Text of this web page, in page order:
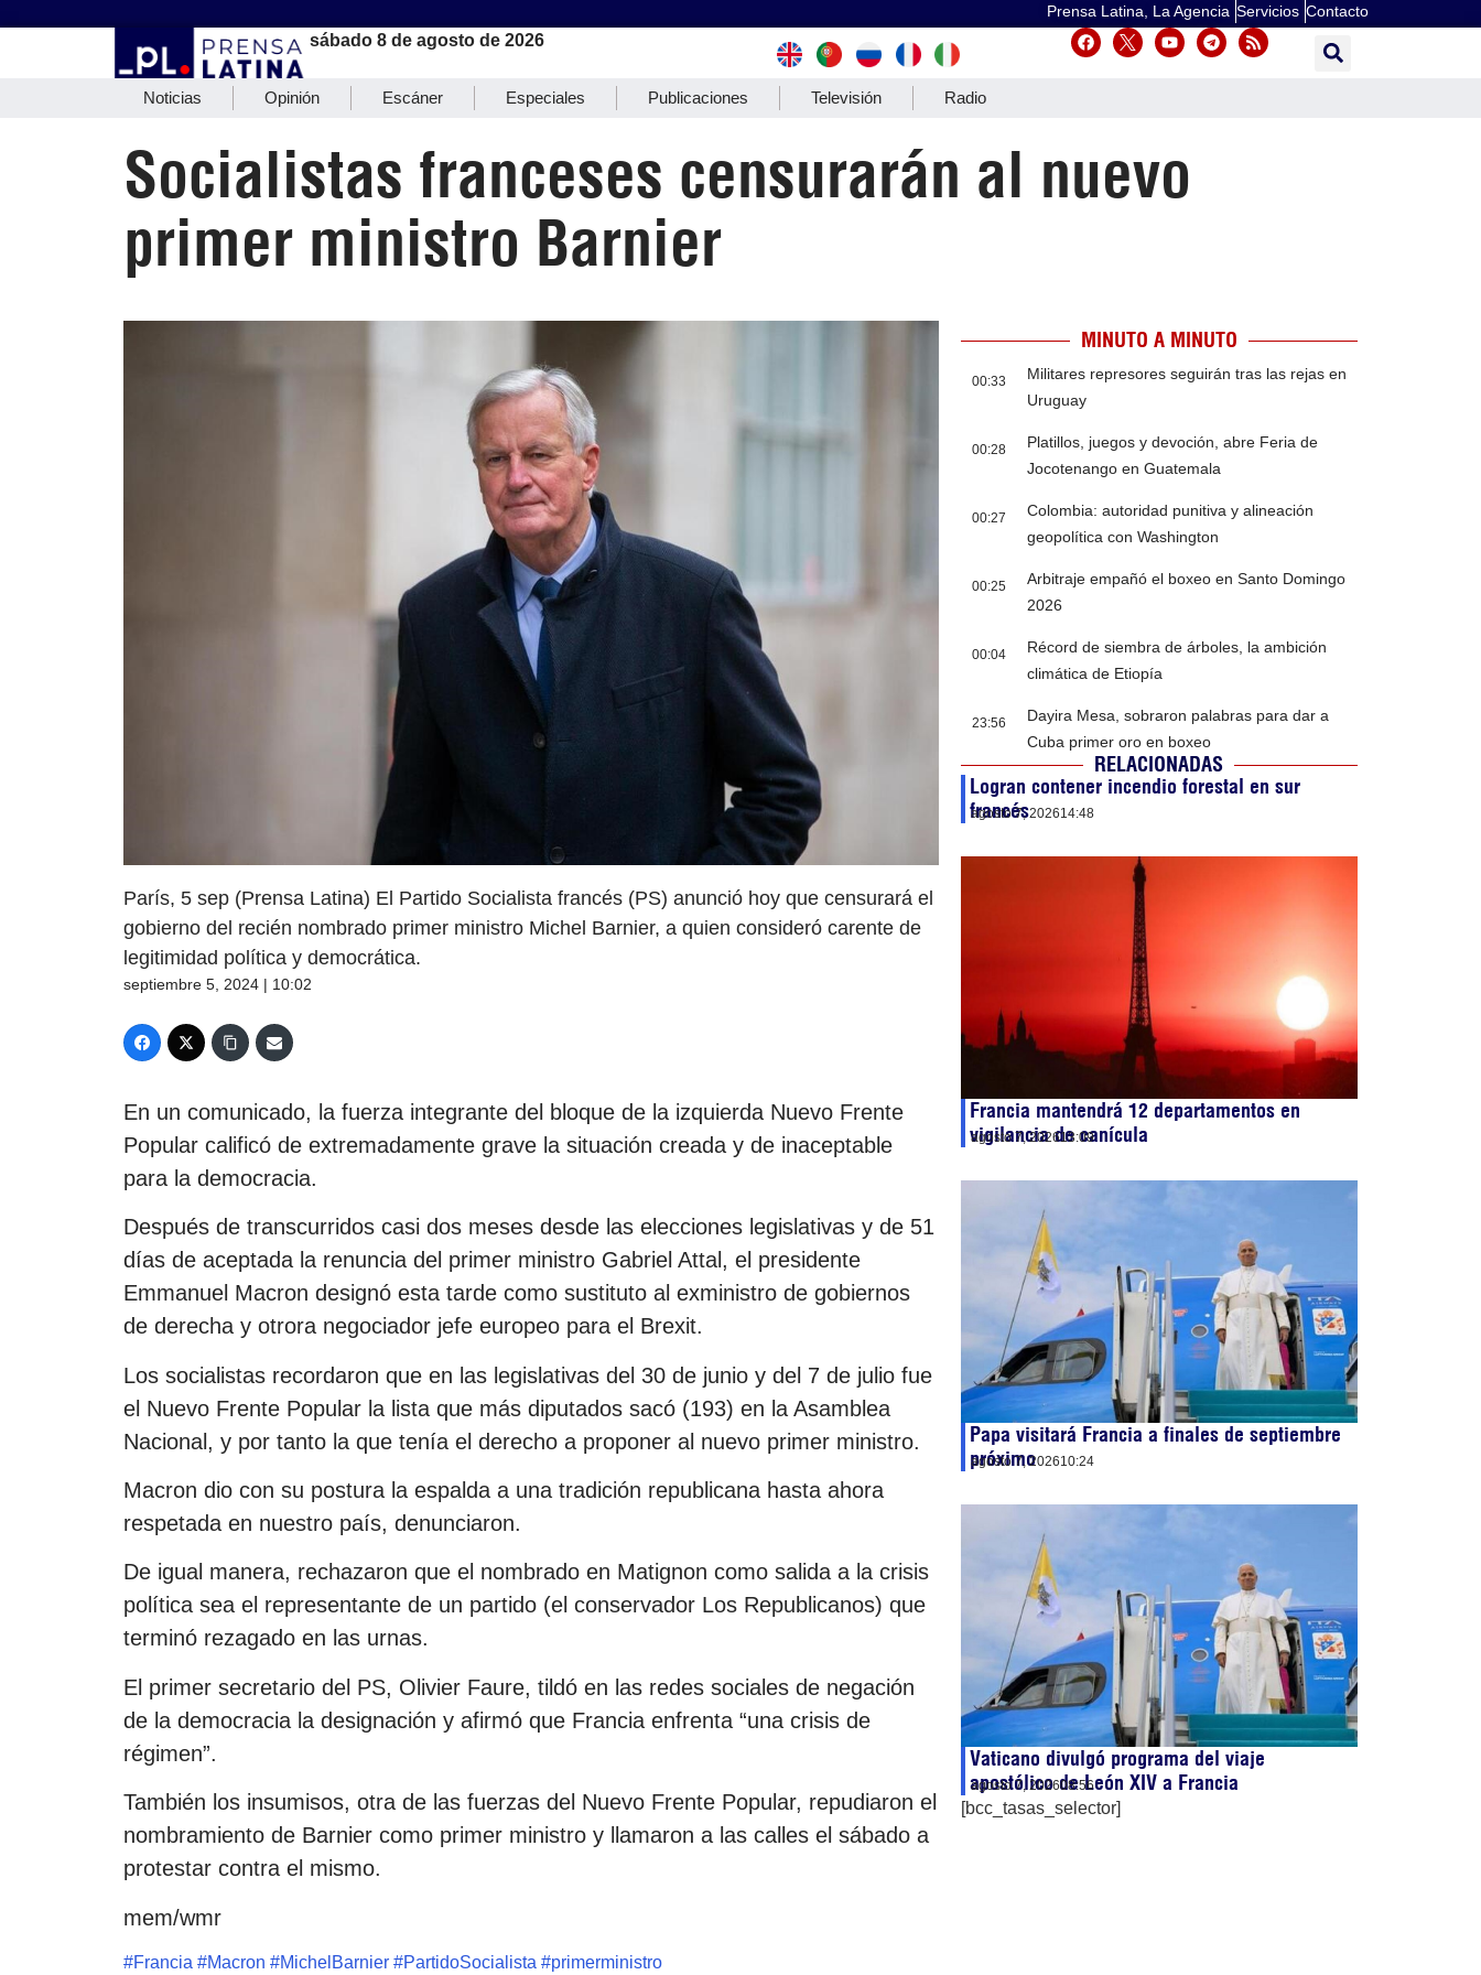
Prensa Latina, La Agencia Servicios Contacto
sábado 8 de agosto de 2026
Noticias Opinión Escáner Especiales Publicaciones Televisión Radio
Socialistas franceses censurarán al nuevo
primer ministro Barnier
París, 5 sep (Prensa Latina) El Partido Socialista francés (PS) anunció hoy que censurará el
gobierno del recién nombrado primer ministro Michel Barnier, a quien consideró carente de
legitimidad política y democrática.
septiembre 5, 2024 | 10:02
En un comunicado, la fuerza integrante del bloque de la izquierda Nuevo Frente
Popular calificó de extremadamente grave la situación creada y de inaceptable
para la democracia.
Después de transcurridos casi dos meses desde las elecciones legislativas y de 51
días de aceptada la renuncia del primer ministro Gabriel Attal, el presidente
Emmanuel Macron designó esta tarde como sustituto al exministro de gobiernos
de derecha y otrora negociador jefe europeo para el Brexit.
Los socialistas recordaron que en las legislativas del 30 de junio y del 7 de julio fue
el Nuevo Frente Popular la lista que más diputados sacó (193) en la Asamblea
Nacional, y por tanto la que tenía el derecho a proponer al nuevo primer ministro.
Macron dio con su postura la espalda a una tradición republicana hasta ahora
respetada en nuestro país, denunciaron.
De igual manera, rechazaron que el nombrado en Matignon como salida a la crisis
política sea el representante de un partido (el conservador Los Republicanos) que
terminó rezagado en las urnas.
El primer secretario del PS, Olivier Faure, tildó en las redes sociales de negación
de la democracia la designación y afirmó que Francia enfrenta “una crisis de
régimen”.
También los insumisos, otra de las fuerzas del Nuevo Frente Popular, repudiaron el
nombramiento de Barnier como primer ministro y llamaron a las calles el sábado a
protestar contra el mismo.
mem/wmr
#Francia #Macron #MichelBarnier #PartidoSocialista #primerministro
MINUTO A MINUTO
00:33
Militares represores seguirán tras las rejas en
Uruguay
00:28
Platillos, juegos y devoción, abre Feria de
Jocotenango en Guatemala
00:27
Colombia: autoridad punitiva y alineación
geopolítica con Washington
00:25
Arbitraje empañó el boxeo en Santo Domingo
2026
00:04
Récord de siembra de árboles, la ambición
climática de Etiopía
23:56
Dayira Mesa, sobraron palabras para dar a
Cuba primer oro en boxeo
RELACIONADAS
Logran contener incendio forestal en sur
francés
agosto 7, 202614:48
Francia mantendrá 12 departamentos en
vigilancia de canícula
agosto 7, 202613:09
Papa visitará Francia a finales de septiembre
próximo
agosto 7, 202610:24
Vaticano divulgó programa del viaje
apostólico de León XIV a Francia
agosto 7, 202608:56
[bcc_tasas_selector]